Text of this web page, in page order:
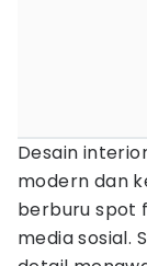
Desain
modern dan
berburu spot
media sosial.